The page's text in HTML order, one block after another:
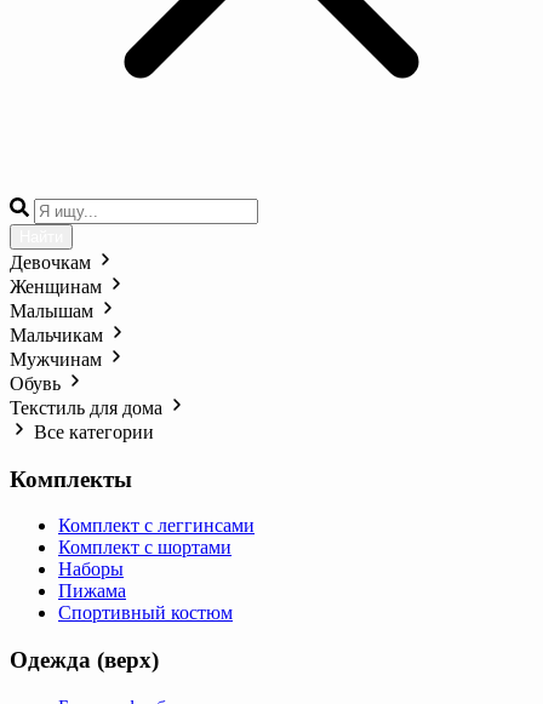
Девочкам
Женщинам
Малышам
Мальчикам
Мужчинам
Обувь
Текстиль для дома
Все категории
Комплекты
Комплект с леггинсами
Комплект с шортами
Наборы
Пижама
Спортивный костюм
Одежда (верх)